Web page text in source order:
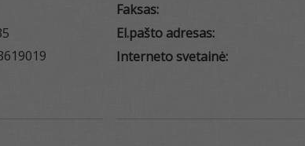
Faksas:
El.pašto adresas:
Interneto svetainė: